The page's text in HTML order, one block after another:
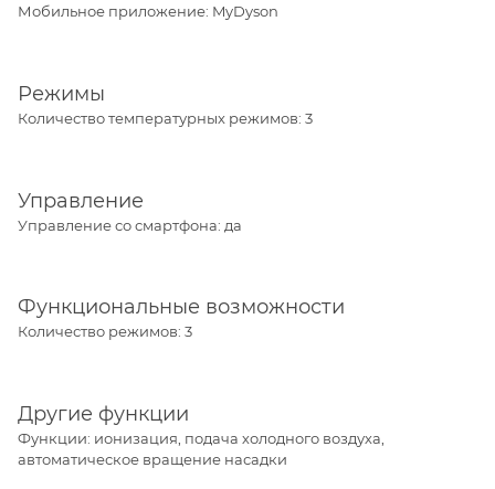
Мобильное приложение: MyDyson
Режимы
Количество температурных режимов: 3
Управление
Управление со смартфона: да
Функциональные возможности
Количество режимов: 3
Другие функции
Функции: ионизация, подача холодного воздуха,
автоматическое вращение насадки